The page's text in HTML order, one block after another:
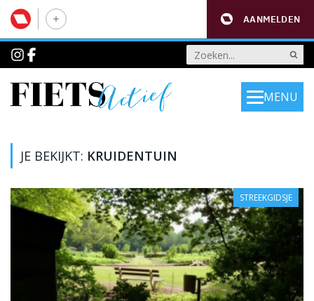
AANMELDEN
MENU
JE BEKIJKT: KRUIDENTUIN
STREEKGIDSJE